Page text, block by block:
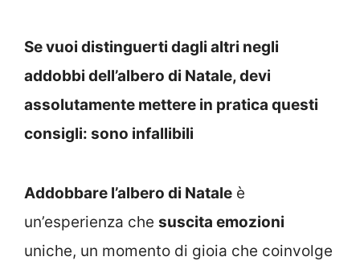
Se vuoi distinguerti dagli altri negli
addobbi dell’albero di Natale, devi
assolutamente mettere in pratica questi
consigli: sono infallibili
Addobbare l’albero di Natale è
un’esperienza che suscita emozioni
uniche, un momento di gioia che coinvolge